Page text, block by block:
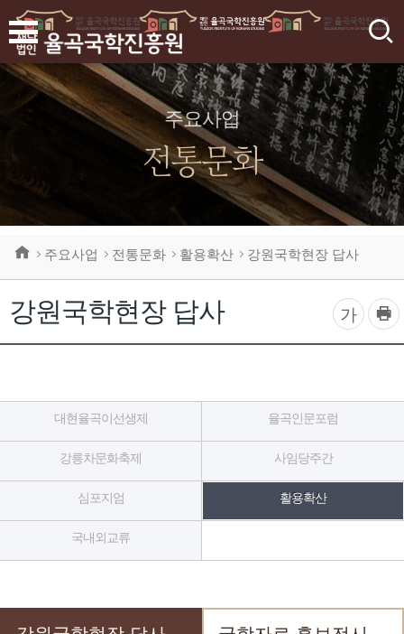
검
주요사업
전통문화
강원국학현장 답사
주요사업 전통문화 활용확산 강원국학현장 답사
글
자
조
가
프
린
트
대현율곡이선생제 율곡인문포럼
강릉차문화축제 사임당주간
심포지엄 활용확산
국내외교류